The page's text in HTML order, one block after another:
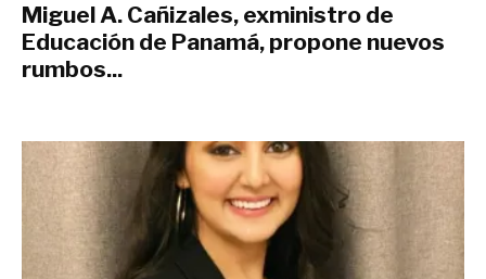
Miguel A. Cañizales, exministro de
Educación de Panamá, propone nuevos
rumbos...